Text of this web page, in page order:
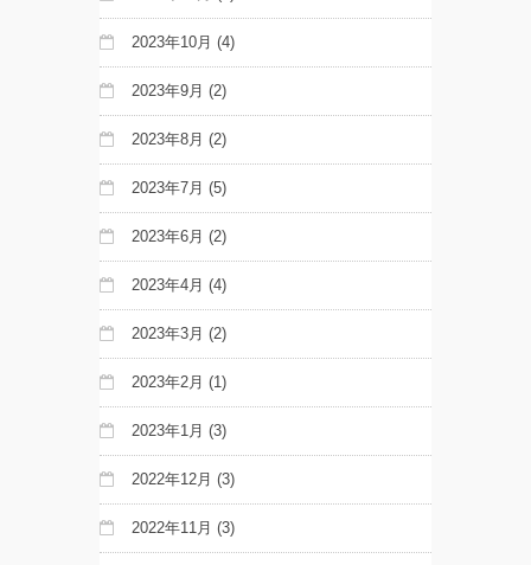
2023年10月 (4)
2023年9月 (2)
2023年8月 (2)
2023年7月 (5)
2023年6月 (2)
2023年4月 (4)
2023年3月 (2)
2023年2月 (1)
2023年1月 (3)
2022年12月 (3)
2022年11月 (3)